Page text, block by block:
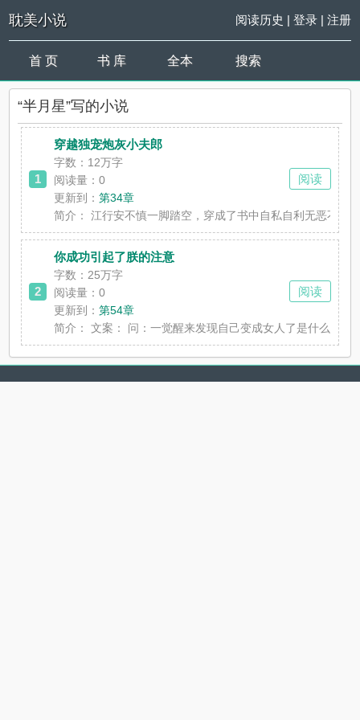
耽美小说 阅读历史 | 登录| 注册
首 页 书 库 全本 搜索
“半月星”写的小说
1
穿越独宠炮灰小夫郎
字数：12万字
阅读量：0
更新到：第34章
简介：
江行安不慎一脚踏空，穿成了书中自私自利无恶不作
阅读
2
你成功引起了朕的注意
字数：25万字
阅读量：0
更新到：第54章
简介：
文案： 问：一觉醒来发现自己变成女人了是什么感
阅读